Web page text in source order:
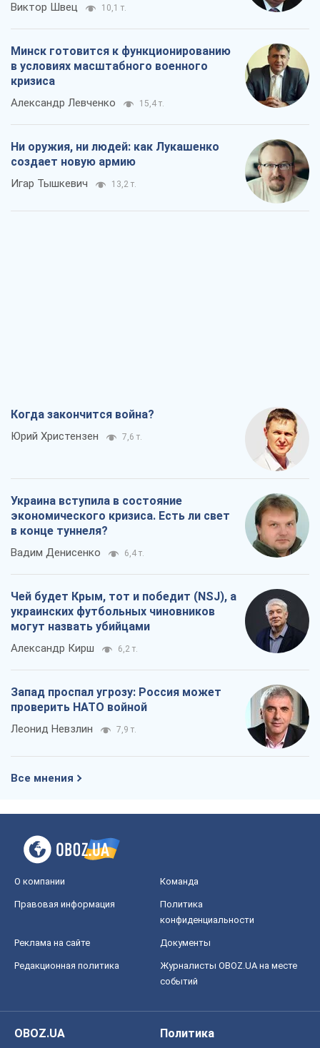
Виктор Швец 10,1 т.
Минск готовится к функционированию
в условиях масштабного военного
кризиса
Александр Левченко 15,4 т.
Ни оружия, ни людей: как Лукашенко
создает новую армию
Игар Тышкевич 13,2 т.
Когда закончится война?
Юрий Христензен 7,6 т.
Украина вступила в состояние
экономического кризиса. Есть ли свет
в конце туннеля?
Вадим Денисенко 6,4 т.
Чей будет Крым, тот и победит (NSJ), а
украинских футбольных чиновников
могут назвать убийцами
Александр Кирш 6,2 т.
Запад проспал угрозу: Россия может
проверить НАТО войной
Леонид Невзлин 7,9 т.
Все мнения
О компании Команда
Правовая информация
Политика
конфиденциальности
Реклама на сайте Документы
Редакционная политика
Журналисты OBOZ.UA на месте
событий
OBOZ.UA
Политика